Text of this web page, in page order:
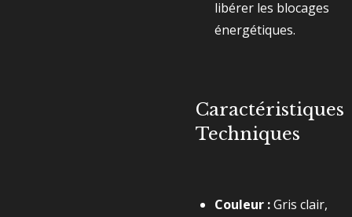
libérer les blocages
énergétiques.
Caractéristiques
Techniques
Couleur :Gris clair,